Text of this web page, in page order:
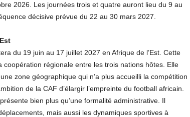
2026. Les journées trois et quatre auront lieu du 9 au
décisive prévue du 22 au 30 mars 2027.
du 19 juin au 17 juillet 2027 en Afrique de l’Est. Cette
régionale entre les trois nations hôtes. Elle
zone géographique qui n’a plus accueilli la compétition
de la CAF d’élargir l’empreinte du football africain.
bien plus qu’une formalité administrative. Il
mais aussi les dynamiques sportives à